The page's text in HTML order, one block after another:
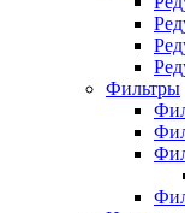
Фильтры